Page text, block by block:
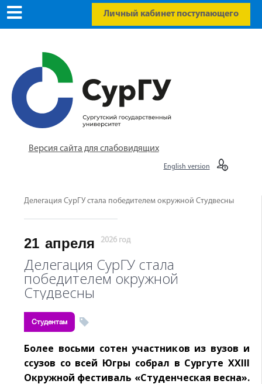
Личный кабинет поступающего
Версия сайта для слабовидящих
English version
Делегация СурГУ стала победителем окружной Студвесны
21 апреля 2026 год
Делегация СурГУ стала
победителем окружной
Студвесны
Студентам
Более восьми сотен участников из вузов и
ссузов со всей Югры собрал в Сургуте XXIII
Окружной фестиваль «Студенческая весна».